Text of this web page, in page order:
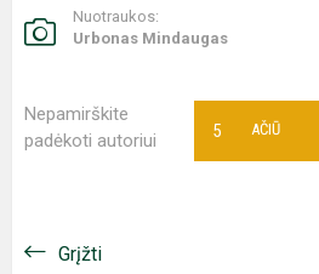
Nuotraukos:
Urbonas Mindaugas
Nepamirškite
padėkoti autoriui
AČIŪ
5
Grįžti